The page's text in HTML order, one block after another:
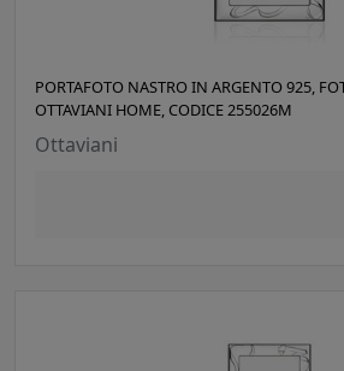
PORTAFOTO NASTRO IN ARGENTO 925,
OTTAVIANI HOME, CODICE 255026M
Ottaviani